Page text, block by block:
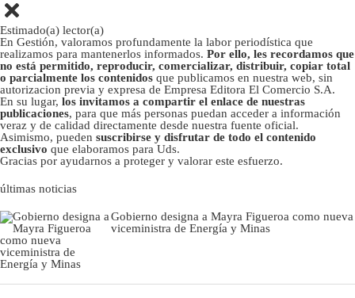
Estimado(a) lector(a)
En Gestión, valoramos profundamente la labor periodística que
realizamos para mantenerlos informados. Por ello, les recordamos que
no está permitido, reproducir, comercializar, distribuir, copiar total
o parcialmente los contenidos que publicamos en nuestra web, sin
autorizacion previa y expresa de Empresa Editora El Comercio S.A.
En su lugar, los invitamos a compartir el enlace de nuestras
publicaciones, para que más personas puedan acceder a información
veraz y de calidad directamente desde nuestra fuente oficial.
Asimismo, pueden suscribirse y disfrutar de todo el contenido
exclusivo que elaboramos para Uds.
Gracias por ayudarnos a proteger y valorar este esfuerzo.
últimas noticias
Gobierno designa a Mayra Figueroa como nueva
viceministra de Energía y Minas